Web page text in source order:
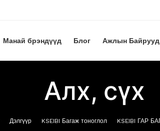
Манай брэндүүд Блог Ажлын Байрууд
Алх, сүх
Дэлгүүр KSEIBI Багаж тоноглол KSEIBI ГАР